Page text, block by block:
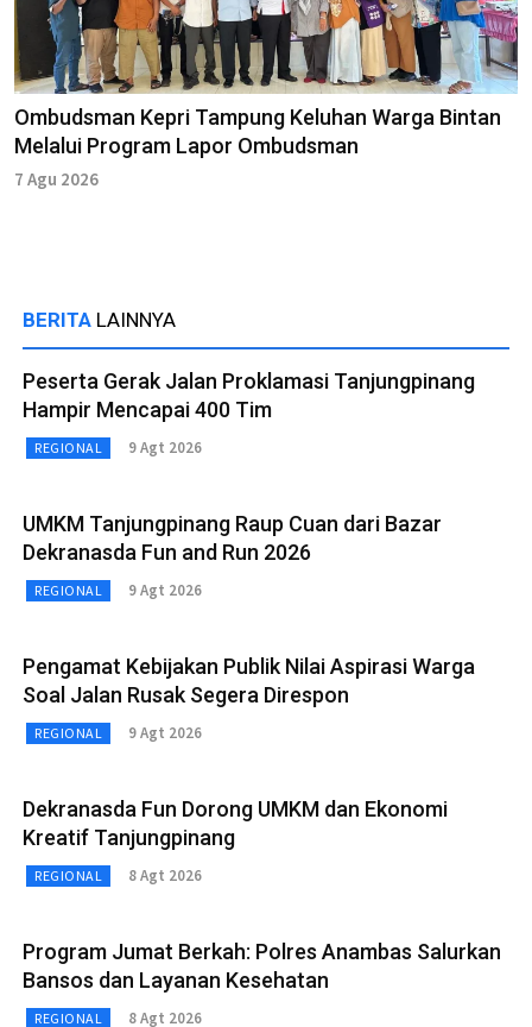
Ombudsman Kepri Tampung Keluhan Warga Bintan
Melalui Program Lapor Ombudsman
7 Agu 2026
BERITA LAINNYA
Peserta Gerak Jalan Proklamasi Tanjungpinang
Hampir Mencapai 400 Tim
REGIONAL 9 Agt 2026
UMKM Tanjungpinang Raup Cuan dari Bazar
Dekranasda Fun and Run 2026
REGIONAL 9 Agt 2026
Pengamat Kebijakan Publik Nilai Aspirasi Warga
Soal Jalan Rusak Segera Direspon
REGIONAL 9 Agt 2026
Dekranasda Fun Dorong UMKM dan Ekonomi
Kreatif Tanjungpinang
REGIONAL 8 Agt 2026
Program Jumat Berkah: Polres Anambas Salurkan
Bansos dan Layanan Kesehatan
REGIONAL 8 Agt 2026